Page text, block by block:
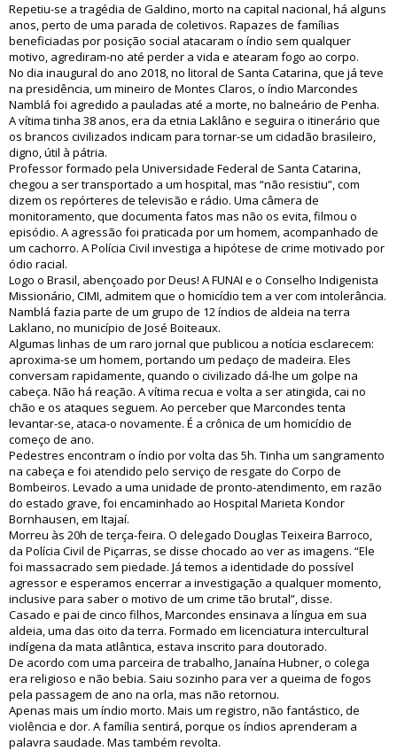
Repetiu-se a tragédia de Galdino, morto na capital nacional, há alguns
anos, perto de uma parada de coletivos. Rapazes de famílias
beneficiadas por posição social atacaram o índio sem qualquer
motivo, agrediram-no até perder a vida e atearam fogo ao corpo.
No dia inaugural do ano 2018, no litoral de Santa Catarina, que já teve
na presidência, um mineiro de Montes Claros, o índio Marcondes
Namblá foi agredido a pauladas até a morte, no balneário de Penha.
A vítima tinha 38 anos, era da etnia Laklâno e seguira o itinerário que
os brancos civilizados indicam para tornar-se um cidadão brasileiro,
digno, útil à pátria.
Professor formado pela Universidade Federal de Santa Catarina,
chegou a ser transportado a um hospital, mas “não resistiu”, com
dizem os repórteres de televisão e rádio. Uma câmera de
monitoramento, que documenta fatos mas não os evita, filmou o
episódio. A agressão foi praticada por um homem, acompanhado de
um cachorro. A Polícia Civil investiga a hipótese de crime motivado por
ódio racial.
Logo o Brasil, abençoado por Deus! A FUNAI e o Conselho Indigenista
Missionário, CIMI, admitem que o homicídio tem a ver com intolerância.
Namblá fazia parte de um grupo de 12 índios de aldeia na terra
Laklano, no município de José Boiteaux.
Algumas linhas de um raro jornal que publicou a notícia esclarecem:
aproxima-se um homem, portando um pedaço de madeira. Eles
conversam rapidamente, quando o civilizado dá-lhe um golpe na
cabeça. Não há reação. A vítima recua e volta a ser atingida, cai no
chão e os ataques seguem. Ao perceber que Marcondes tenta
levantar-se, ataca-o novamente. É a crônica de um homicídio de
começo de ano.
Pedestres encontram o índio por volta das 5h. Tinha um sangramento
na cabeça e foi atendido pelo serviço de resgate do Corpo de
Bombeiros. Levado a uma unidade de pronto-atendimento, em razão
do estado grave, foi encaminhado ao Hospital Marieta Kondor
Bornhausen, em Itajaí.
Morreu às 20h de terça-feira. O delegado Douglas Teixeira Barroco,
da Polícia Civil de Piçarras, se disse chocado ao ver as imagens. “Ele
foi massacrado sem piedade. Já temos a identidade do possível
agressor e esperamos encerrar a investigação a qualquer momento,
inclusive para saber o motivo de um crime tão brutal”, disse.
Casado e pai de cinco filhos, Marcondes ensinava a língua em sua
aldeia, uma das oito da terra. Formado em licenciatura intercultural
indígena da mata atlântica, estava inscrito para doutorado.
De acordo com uma parceira de trabalho, Janaína Hubner, o colega
era religioso e não bebia. Saiu sozinho para ver a queima de fogos
pela passagem de ano na orla, mas não retornou.
Apenas mais um índio morto. Mais um registro, não fantástico, de
violência e dor. A família sentirá, porque os índios aprenderam a
palavra saudade. Mas também revolta.